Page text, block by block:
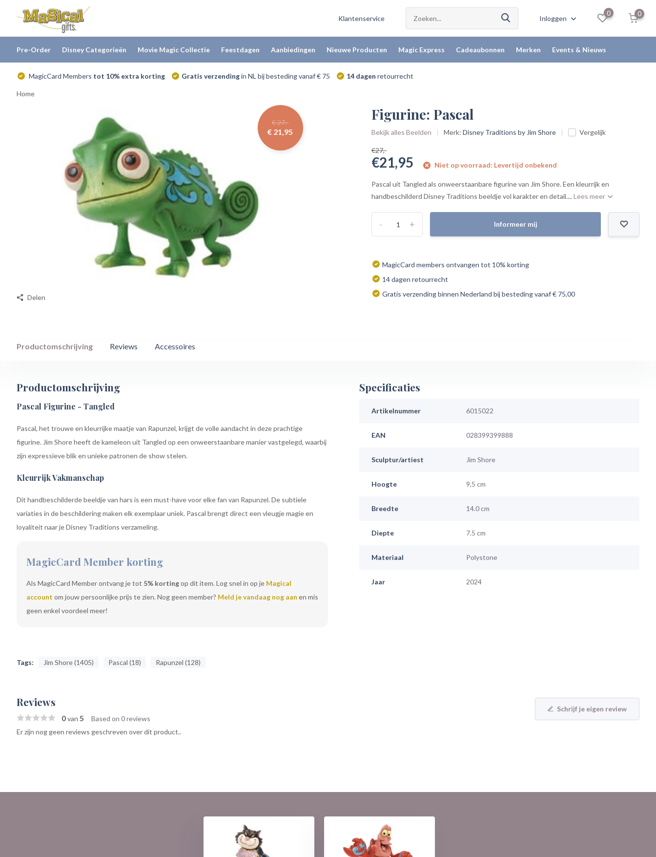
Klantenservice Inloggen
0 0
Pre-Order Disney Categorieën Movie Magic Collectie Feestdagen Aanbiedingen Nieuwe Producten Magic Express Cadeaubonnen Merken Events & Nieuws
MagicCard Members tot 10% extra korting Gratis verzendingin NL bij besteding vanaf € 75 14 dagen retourrecht
Home
€ 27,-
€ 21,95
Delen
Figurine: Pascal
Bekijk alles Beelden Merk:Disney Traditions by Jim Shore Vergelijk
€27,-
€21,95 Niet op voorraad: Levertijd onbekend
Pascal uit Tangled als onweerstaanbare figurine van Jim Shore. Een kleurrijk en
handbeschilderd Disney Traditions beeldje vol karakter en detail....Lees meer
+
- Informeer mij
MagicCard members ontvangen tot 10% korting
14 dagen retourrecht
Gratis verzending binnen Nederland bij besteding vanaf € 75,00
Productomschrijving Reviews Accessoires
Productomschrijving
Pascal Figurine - Tangled
Pascal, het trouwe en kleurrijke maatje van Rapunzel, krijgt de volle aandacht in deze prachtige
figurine. Jim Shore heeft de kameleon uit Tangled op een onweerstaanbare manier vastgelegd, waarbij
zijn expressieve blik en unieke patronen de show stelen.
Kleurrijk Vakmanschap
Dit handbeschilderde beeldje van hars is een must-have voor elke fan van Rapunzel. De subtiele
variaties in de beschildering maken elk exemplaar uniek. Pascal brengt direct een vleugje magie en
loyaliteit naar je Disney Traditions verzameling.
MagicCard Member korting
Als MagicCard Member ontvang je tot 5% kortingop dit item. Log snel in op je Magical
account om jouw persoonlijke prijs te zien. Nog geen member? Meld je vandaag nog aan en mis
geen enkel voordeel meer!
Tags: Jim Shore (1405) Pascal (18) Rapunzel (128)
Specificaties
Artikelnummer 6015022
EAN 028399399888
Sculptur/artiest Jim Shore
Hoogte 9,5 cm
Breedte 14.0 cm
Diepte 7.5 cm
Materiaal Polystone
Jaar 2024
Reviews
0van 5 Based on 0 reviews
Schrijf je eigen review
Er zijn nog geen reviews geschreven over dit product..